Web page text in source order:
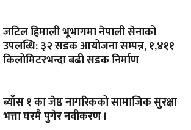
जटिल हिमाली भूभागमा नेपाली सेनाको
उपलब्धि: ३२ सडक आयोजना सम्पन्न, १,४११
किलोमिटरभन्दा बढी सडक निर्माण
ब्याँस १ का जेष्ठ नागरिकको सामाजिक सुरक्षा
भत्ता घरमै पुगेर नवीकरण ।